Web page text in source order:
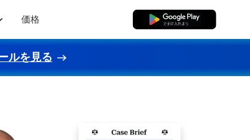
価格 無料ダウンロード
ルを見る